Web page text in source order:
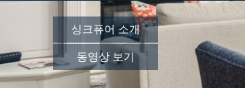
싱크퓨어 소개
동영상 보기